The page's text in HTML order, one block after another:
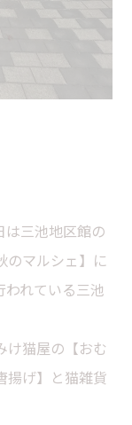
は三池地区館の
のマルシェ】に
われている三池
け猫屋の【おむ
揚げ】と猫雑貨